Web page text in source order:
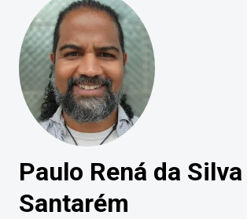
Paulo Rená da Silva
Santarém